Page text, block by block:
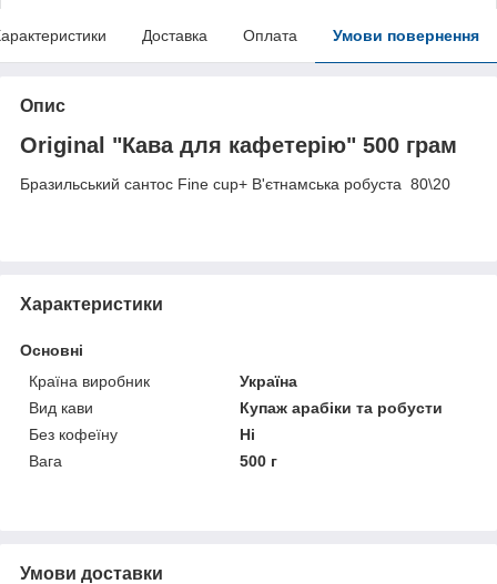
Доставка Оплата Умови повернення
Опис
Original "Кава для кафетерію" 500 грам
Бразильський сантос Fine cup+ В'єтнамська робуста 80\20
Характеристики
Основні
Країна виробник
Україна
Вид кави
Купаж арабіки та робусти
Без кофеїну
Ні
Вага
500 г
Умови доставки